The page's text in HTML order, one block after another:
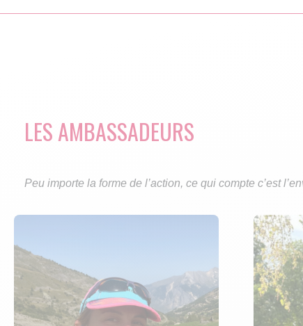
contentLES AMBASSADEURS
Peu importe la forme de l’action, ce qui compte c’est